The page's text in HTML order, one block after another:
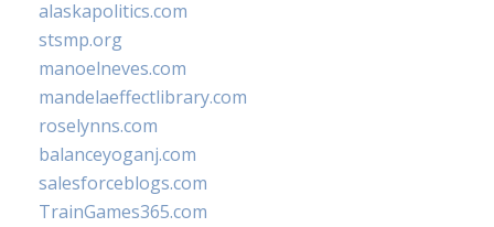
alaskapolitics.com
stsmp.org
manoelneves.com
mandelaeffectlibrary.com
roselynns.com
balanceyoganj.com
salesforceblogs.com
TrainGames365.com